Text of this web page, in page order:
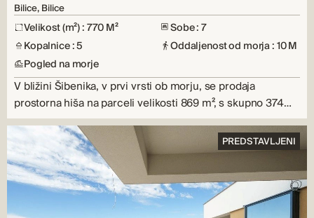
Bilice, Bilice
Velikost (m²) : 770 M²
Sobe : 7
Kopalnice : 5
Oddaljenost od morja : 10 M
Pogled na morje
V bližini Šibenika, v prvi vrsti ob morju, se prodaja
prostorna hiša na parceli velikosti 869 m², s skupno 374…
PREDSTAVLJENI